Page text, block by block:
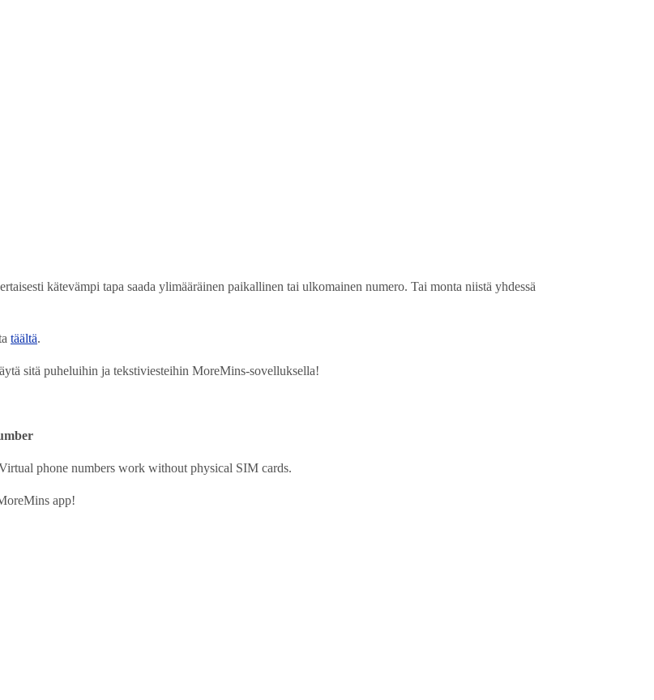
kätevämpi tapa saada ylimääräinen paikallinen tai ulkomainen numero. Tai monta niistä yhdessä
täältä.
sitä puheluihin ja tekstiviesteihin MoreMins-sovelluksella!
phone numbers work without physical SIM cards.
app!